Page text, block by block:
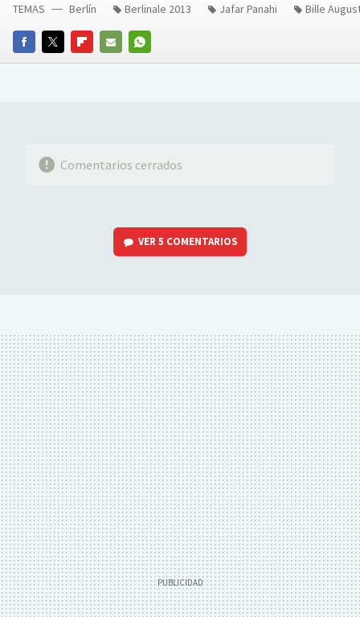
FACEBOOKTWITTERFLIPBOARD
E-
WHATSAPP
TEMAS Berlín Berlinale 2013 Jafar Panahi Bille
Comentarios cerrados
VER5 COMENTARIOS